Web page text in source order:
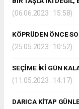
(06.06.2023 : 15:58)
KÖPRÜDEN ÖNCE
(25.05.2023 : 10:52)
SEÇİME İKİ GÜN
(11.05.2023 : 14:17)
DARICA KİTAP